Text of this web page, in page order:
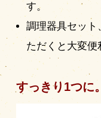
す。
調理器具セット
ただくと大変便
すっきり1つに。